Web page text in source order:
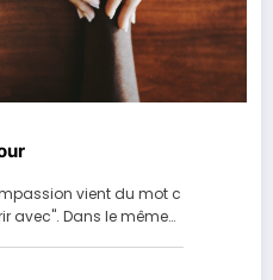
vient du mot c
avec". Dans le même…